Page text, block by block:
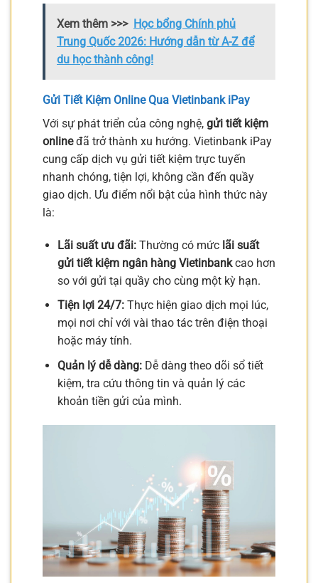
Xem thêm >>> Học bổng Chính phủ
Trung Quốc 2026: Hướng dẫn từ A-Z để
du học thành công!
Gửi Tiết Kiệm Online Qua Vietinbank iPay
Với sự phát triển của công nghệ, gửi tiết kiệm
onlineđã trở thành xu hướng. Vietinbank iPay
cung cấp dịch vụ gửi tiết kiệm trực tuyến
nhanh chóng, tiện lợi, không cần đến quầy
giao dịch. Ưu điểm nổi bật của hình thức này
là:
Lãi suất ưu đãi:Thường có mức lãi suất
gửi tiết kiệm ngân hàng Vietinbankcao hơn
so với gửi tại quầy cho cùng một kỳ hạn.
Tiện lợi 24/7:Thực hiện giao dịch mọi lúc,
mọi nơi chỉ với vài thao tác trên điện thoại
hoặc máy tính.
Quản lý dễ dàng:Dễ dàng theo dõi sổ tiết
kiệm, tra cứu thông tin và quản lý các
khoản tiền gửi của mình.